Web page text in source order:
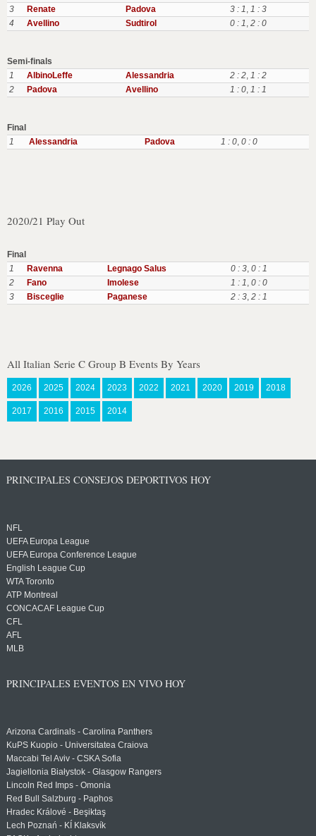
3 Renate Padova 3 : 1, 1 : 3
4
Avellino Sudtirol 0 : 1, 2 : 0
Semi-finals
1
AlbinoLeffe Alessandria 2 : 2, 1 : 2
2
Padova Avellino 1 : 0, 1 : 1
Final
1
Alessandria Padova 1 : 0, 0 : 0
2020/21 Play Out
Final
1
Ravenna Legnago Salus 0 : 3, 0 : 1
2
Fano Imolese 1 : 1, 0 : 0
3
Bisceglie Paganese 2 : 3, 2 : 1
All Italian Serie C Group B Events By Years
2026 2025 2024 2023 2022 2021 2020 2019 2018
2017 2016 2015 2014
PRINCIPALES CONSEJOS DEPORTIVOS HOY
NFL
UEFA Europa League
UEFA Europa Conference League
English League Cup
WTA Toronto
ATP Montreal
CONCACAF League Cup
CFL
AFL
MLB
PRINCIPALES EVENTOS EN VIVO HOY
Arizona Cardinals - Carolina Panthers
KuPS Kuopio - Universitatea Craiova
Maccabi Tel Aviv - CSKA Sofia
Jagiellonia Białystok - Glasgow Rangers
Lincoln Red Imps - Omonia
Red Bull Salzburg - Paphos
Hradec Králové - Beşiktaş
Lech Poznań - KÍ Klaksvík